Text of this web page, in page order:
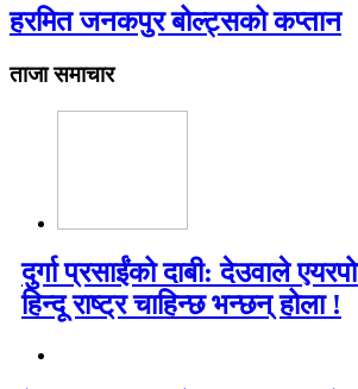
हरमित जनकपुर बोल्ट्सको कप्तान
ताजा समाचार
दुर्गा प्रसाईंको दाबी: देउवाले
हिन्दू राष्ट्र चाहिन्छ भन्छन् होला !